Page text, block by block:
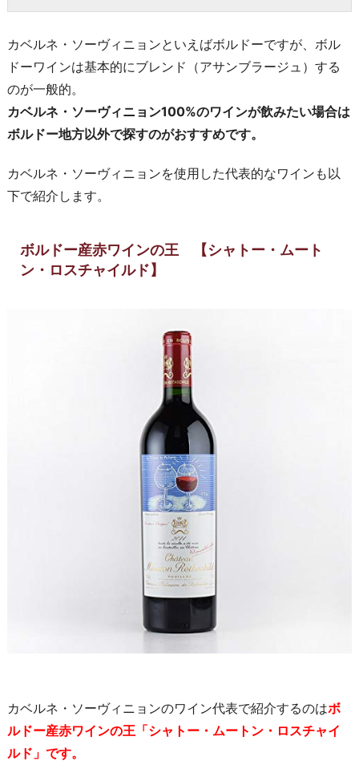
カベルネ・ソーヴィニョンといえばボルドーですが、ボル
ドーワインは基本的にブレンド（アサンブラージュ）する
のが一般的。
カベルネ・ソーヴィニョン100%のワインが飲みたい場合は
ボルドー地方以外で探すのがおすすめです。
カベルネ・ソーヴィニョンを使用した代表的なワインも以
下で紹介します。
ボルドー産赤ワインの王 【シャトー・ムート
ン・ロスチャイルド】
カベルネ・ソーヴィニョンのワイン代表で紹介するのはボ
ルドー産赤ワインの王「シャトー・ムートン・ロスチャイ
ルド」です。